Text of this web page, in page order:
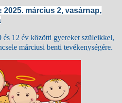
2025. március 2, vasárnap,
és 12 év közötti gyereket szüleikkel,
márciusi benti tevékenységére.